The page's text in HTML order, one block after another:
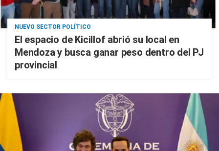
NUEVO SECTOR POLÍTICO
El espacio de Kicillof abrió su local en
Mendoza y busca ganar peso dentro del PJ
provincial